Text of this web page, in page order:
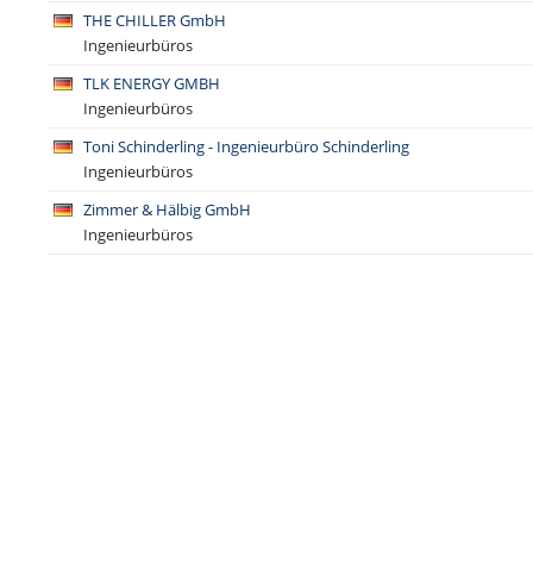
THE CHILLER GmbH
Ingenieurbüros
TLK ENERGY GMBH
Ingenieurbüros
Toni Schinderling - Ingenieurbüro Schinderling
Ingenieurbüros
Zimmer & Hälbig GmbH
Ingenieurbüros